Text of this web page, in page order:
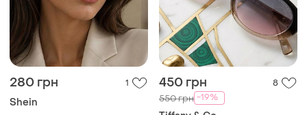
280 грн 1
Shein
450 грн 8
550 грн -19%